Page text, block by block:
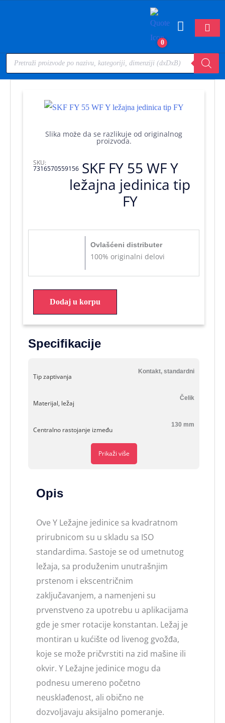
0
Slika može da se razlikuje od originalnog
proizvoda.
SKF FY 55 WF Y
ležajna jedinica tip
FY
SKU:
7316570559156
Ovlašćeni distributer
100% originalni delovi
Dodaj u korpu
Specifikacije
Tip zaptivanja
Kontakt, standardni
Materijal, ležaj
Čelik
Centralno rastojanje između
130 mm
Prikaži više
Opis
Ove Y Ležajne jedinice sa kvadratnom
prirubnicom su u skladu sa ISO
standardima. Sastoje se od umetnutog
ležaja, sa produženim unutrašnjim
prstenom i ekscentričnim
zaključavanjem, a namenjeni su
prvenstveno za upotrebu u aplikacijama
gde je smer rotacije konstantan. Ležaj je
montiran u kućište od livenog gvožđa,
koje se može pričvrstiti na zid mašine ili
okvir. Y Ležajne jedinice mogu da
podnesu umereno početno
neusklađenost, ali obično ne
dozvoljavaju aksijalno pomeranje.